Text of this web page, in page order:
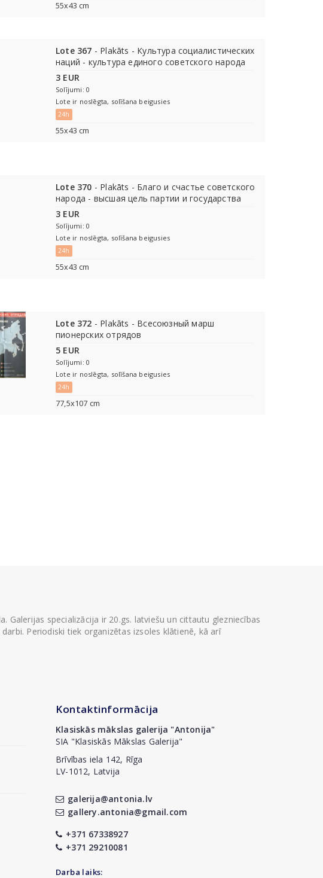
55х43 cm
Lote 367 - Plakāts - Культура социалистических
наций - культура единого советского народа
3 EUR
Solījumi: 0
Lote ir noslēgta, solīšana beigusies
24h
55х43 cm
Lote 370 - Plakāts - Благо и счастье советского
народа - высшая цель партии и государства
3 EUR
Solījumi: 0
Lote ir noslēgta, solīšana beigusies
24h
55х43 cm
Lote 372 - Plakāts - Всесоюзный марш
пионерских отрядов
5 EUR
Solījumi: 0
Lote ir noslēgta, solīšana beigusies
24h
77,5x107 cm
Galerijas specializācija ir 20.gs. latviešu un cittautu glezniecības
Periodiski tiek organizētas izsoles klātienē, kā arī
Kontaktinformācija
Klasiskās mākslas galerija "Antonija"
SIA "Klasiskās Mākslas Galerija"
Brīvības iela 142, Rīga
LV-1012, Latvija
galerija@antonia.lv
gallery.antonia@gmail.com
+371 67338927
+371 29210081
Darba laiks: